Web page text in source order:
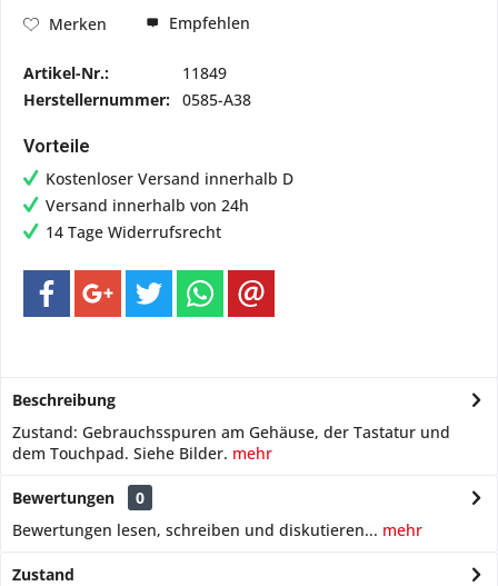
Merken Empfehlen
Artikel-Nr.:
11849
Herstellernummer: 0585-A38
Vorteile
Kostenloser Versand innerhalb D
Versand innerhalb von 24h
14 Tage Widerrufsrecht
Beschreibung
Zustand: Gebrauchsspuren am Gehäuse, der Tastatur und
dem Touchpad. Siehe Bilder. mehr
Bewertungen
0
Bewertungen lesen, schreiben und diskutieren... mehr
Zustand